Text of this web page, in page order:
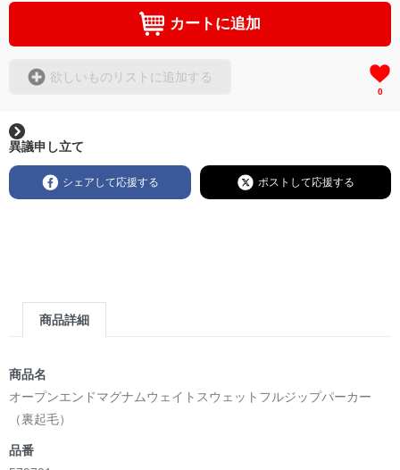
カートに追加
欲しいものリストに追加する
0
異議申し立て
シェアして応援する ポストして応援する
商品詳細
商品名
オープンエンドマグナムウェイトスウェットフルジップパーカー
（裏起毛）
品番